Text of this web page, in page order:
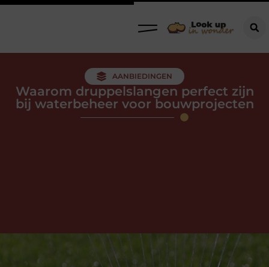
AANBIEDINGEN
Waarom druppelslangen perfect zijn
bij waterbeheer voor bouwprojecten